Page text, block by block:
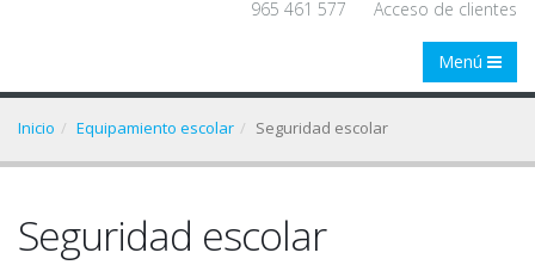
965 461 577 Acceso de clientes
Menú
Inicio Equipamiento escolar Seguridad escolar
Seguridad escolar